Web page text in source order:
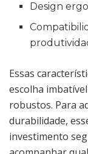
Design
Essas
escolha
robustos. Para
durabilidade,
investimento